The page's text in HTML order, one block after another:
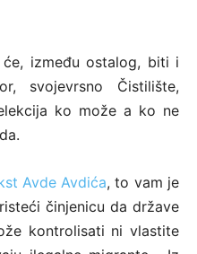
će, između ostalog, biti i
svojevrsno Čistilište,
ko može a ko ne
Avde Avdića, to vam je
činjenicu da države
kontrolisati ni vlastite